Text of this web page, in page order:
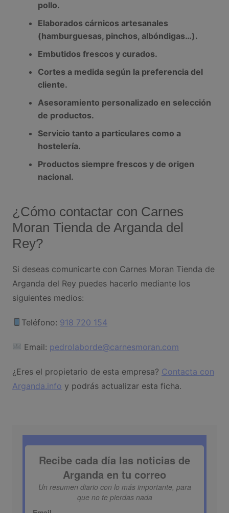
pollo.
Elaborados cárnicos artesanales
(hamburguesas, pinchos, albóndigas…).
Embutidos frescos y curados.
Cortes a medida según la preferencia del
cliente.
Asesoramiento personalizado en selección
de productos.
Servicio tanto a particulares como a
hostelería.
Productos siempre frescos y de origen
nacional.
¿Cómo contactar con Carnes
Moran Tienda de Arganda del
Rey?
Si deseas comunicarte con Carnes Moran Tienda de
Arganda del Rey puedes hacerlo mediante los
siguientes medios:
Teléfono: 918 720 154
Email: pedrolaborde@carnesmoran.com
¿Eres el propietario de esta empresa? Contacta con
Arganda.info y podrás actualizar esta ficha.